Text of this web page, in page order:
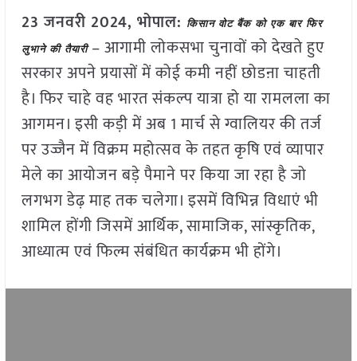
23 जनवरी 2024, भोपाल: किसान वोट बैंक को एक बार फिर
लुभाने की तैयारी– आगामी लोकसभा चुनावों को देखते हुए
सरकार अपने प्रयासों में कोई कमी नहीं छोडऩा चाहती
है। फिर चाहे वह भारत संकल्प यात्रा हो या रामलला का
आगमन। इसी कड़ी में अब 1 मार्च से ग्वालियर की तर्ज
पर उज्जैन में विक्रम महोत्सव के तहत कृषि एवं व्यापार
मेले का आयोजन बड़े पैमाने पर किया जा रहा है जो
लगभग डेढ़ माह तक चलेगा। इसमें विभिन्न विधाएं भी
शामिल होंगी जिसमें आर्थिक, सामाजिक, सांस्कृतिक,
आध्यात्म एवं फिल्म संबंधित कार्यक्रम भी होंगे।